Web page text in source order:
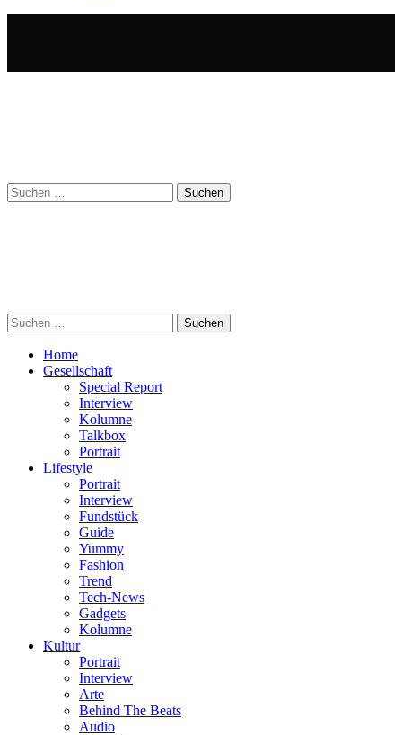
Suchen
nach:
Suchen
nach:
Home
Gesellschaft
Special Report
Interview
Kolumne
Talkbox
Portrait
Lifestyle
Portrait
Interview
Fundstück
Guide
Yummy
Fashion
Trend
Tech-News
Gadgets
Kolumne
Kultur
Portrait
Interview
Arte
Behind The Beats
Audio